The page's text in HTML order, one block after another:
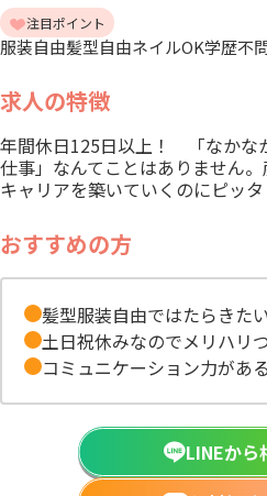
注目ポイント
服装自由髪型自由ネイルOK学歴不
求人の特徴
年間休日125日以上！ 「なかな
仕事」なんてことはありません
キャリアを築いていくのにピッタ
おすすめの方
髪型服装自由ではたらきた
土日祝休みなのでメリハリ
コミュニケーション力があ
LINEから